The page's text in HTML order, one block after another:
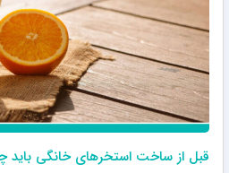
قبل از ساخت استخرهای خانگی باید